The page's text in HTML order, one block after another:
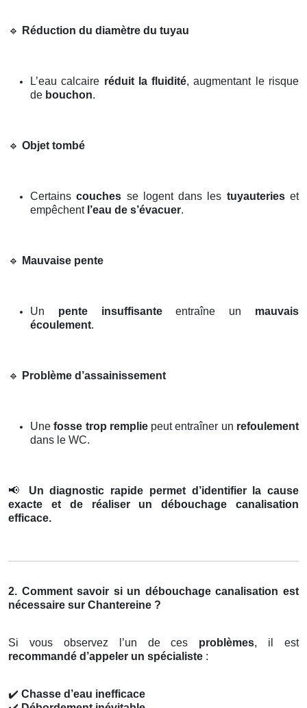
🔹 Réduction du diamètre du tuyau
L’eau calcaire réduit la fluidité, augmentant le risque
de bouchon.
🔹 Objet tombé
Certainscouches se logent dans les tuyauterieset
empêchent l’eau de s’évacuer.
🔹 Mauvaise pente
Un pente insuffisanteentraîne un mauvais
écoulement.
🔹 Problème d’assainissement
Unefosse trop rempliepeut entraîner un refoulement
dans le WC.
📢
Un diagnostic rapide permet d’identifier la cause
exacte et de réaliser un débouchage canalisation
efficace.
2. Comment savoir si un débouchage canalisation est
nécessaire sur Chantereine ?
Si vous observez l’un de ces problèmes, il est
recommandé d’appeler un spécialiste :
✔️ Chasse d’eau inefficace